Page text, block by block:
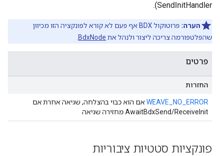
SendInitHandler).
הערה:
פרוטוקול BDX אף פעם לא קורא לפונקציה הזו מכיוון
שהפלטפורמה צריכה ליצור ולנהל את BdxNode
פרטים
החזרות
WEAVE_NO_ERRORאם הוא כבוי בהצלחה, שגיאה אחרת אם
AwaitBdxSend/ReceiveInit מחזירה שגיאה
פונקציות סטטיות ציבוריות